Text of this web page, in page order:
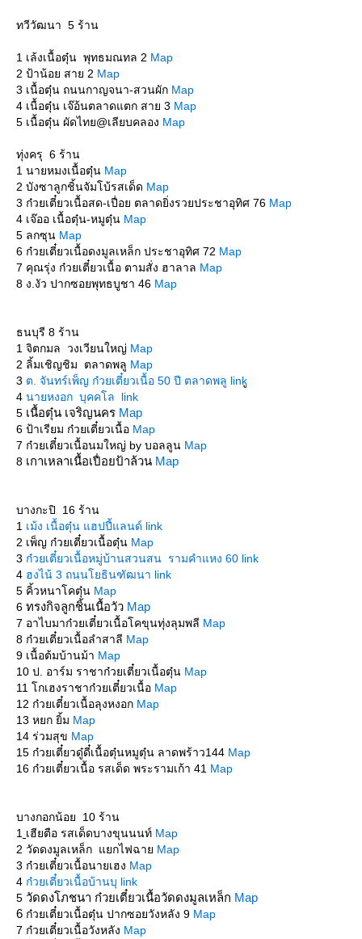
ทวีวัฒนา 5 ร้าน
1 เล้งเนื้อตุ๋น พุทธมณทล 2 Map
2 ป้าน้อย สาย 2 Map
3 เนื้อตุ๋น ถนนกาญจนา-สวนผัก Map
4 เนื้อตุ๋น เจ๊อ้นตลาดแตก สาย 3 Map
5 เนื้อตุ๋น​ ผัดไทย​@เลียบคลอง Map
ทุ่งครุ 6 ร้าน
1 นายหมงเนื้อตุ๋น Map
2 บังซาลูกชิ้นจัมโบ้รสเด็ด Map
3 ก๋วยเตี๋ยวเนื้อสด-เปื่อย ตลาดยิ่งรวยประชาอุทิศ 76 Map
4 เจ๊ออ เนื้อตุ๋น-หมูตุ๋น Map
5 ลกซุน Map
6 ก๋วยเตี๋ยวเนื้อดงมูลเหล็ก ประชาอุทิศ 72 Map
7 คุณรุ่ง ก๋วยเตี๋ยวเนื้อ ตามสั่ง ฮาลาล Map
8 ง.งัว ปากซอยพุทธบูชา 46 Map
ธนบุรี 8 ร้าน
1 จิตกมล วงเวียนใหญ่ Map
2 ลิ้มเชิญชิม ตลาดพลู Map
3 ต. จันทร์เพ็ญ ก๋วยเตี๋ยวเนื้อ 50 ปี ตลาดพลู link
4 นายหงอก บุคคโล link
5 เนื้อตุ๋น เจริญนคร Map
6 ป้าเรียม ก๋วยเตี๋ยวเนื้อ Map
7 ก๋วยเตี๋ยวเนื้อนมใหญ่ by บอลลูน Map
8 เกาเหลาเนื้อเปื่อยป้าล้วน Map
บางกะปิ 16 ร้าน
1 เม้ง เนื้อตุ๋น แฮปปี้แลนด์ link
2 เพ็ญ ก๋วยเตี๋ยวเนื้อตุ๋น Map
3 ก๋วยเตี๋ยวเนื้อหมู่บ้านสวนสน รามคำแหง 60 link
4 ฮงไน้ 3 ถนนโยธินฑัฒนา link
5 คิ้วหนาโคตุ๋น Map
6 ทรงกิจลูกชิ้นเนื้อวัว Map
7 อาไบมาก๋วยเตี๋ยวเนื้อโคขุนทุ่งลุมพลี Map
8 ก๋วยเตี๋ยวเนื้อลำสาลี Map
9 เนื้อต้มบ้านม้า Map
10 ป. อาร์ม ราชาก๋วยเตี๋ยวเนื้อตุ๋น Map
11 โกเฮงราชาก๋วยเตี๋ยวเนื้อ Map
12 ก๋วยเตี๋ยวเนื้อลุงหงอก Map
13 หยก ยิ้ม Map
14 ร่วมสุข Map
15 ก๋วยเตี๋ยวดู๋ดี๋เนื้อตุ๋นหมูตุ๋น ลาดพร้าว144 Map
16 ก๋วยเตี๋ยวเนื้อ รสเด็ด พระรามเก้า 41 Map
บางกอกน้อย 10 ร้าน
1 เฮียตือ รสเด็ดบางขุนนนท์ Map
2 วัดดงมูลเหล็ก แยกไฟฉา Map
3 ก๋วยเตี๋ยวเนื้อนายเฮง Map
4 ก๋วยเตี๋ยวเนื้อบ้านบุ link
5 วัดดงโภชนา ก๋วยเตี๋ยวเนื้อวัดดงมูลเหล็ก Map
6 ก๋วยเตี๋ยวเนื้อตุ๋น ปากซอยวังหลัง 9 Map
7 ก๋วยเตี๋ยวเนื้อวังหลัง Map